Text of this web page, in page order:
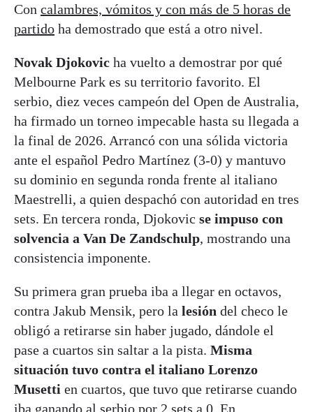
Con calambres, vómitos y con más de 5 horas de
partido ha demostrado que está a otro nivel.
Novak Djokovic ha vuelto a demostrar por qué
Melbourne Park es su territorio favorito. El
serbio, diez veces campeón del Open de Australia,
ha firmado un torneo impecable hasta su llegada a
la final de 2026. Arrancó con una sólida victoria
ante el español Pedro Martínez (3-0) y mantuvo
su dominio en segunda ronda frente al italiano
Maestrelli, a quien despachó con autoridad en tres
sets. En tercera ronda, Djokovic se impuso con
solvencia a Van De Zandschulp, mostrando una
consistencia imponente.
Su primera gran prueba iba a llegar en octavos,
contra Jakub Mensik, pero la lesión del checo le
obligó a retirarse sin haber jugado, dándole el
pase a cuartos sin saltar a la pista. Misma
situación tuvo contra el italiano Lorenzo
Musetti en cuartos, que tuvo que retirarse cuando
iba ganando al serbio por 2 sets a 0. En